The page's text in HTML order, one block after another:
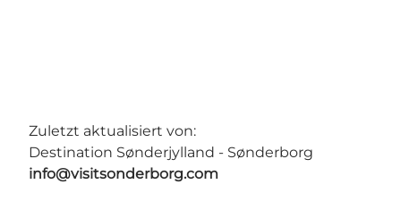
Zuletzt aktualisiert von:
Destination Sønderjylland - Sønderborg
info@visitsonderborg.com